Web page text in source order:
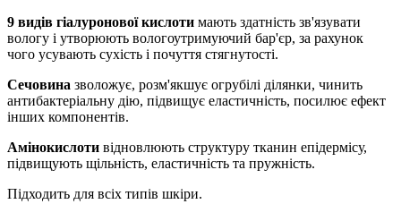
9 видів гіалуронової кислоти мають здатність зв'язувати
вологу і утворюють вологоутримуючий бар'єр, за рахунок
чого усувають сухість і почуття стягнутості.
Сечовина зволожує, розм'якшує огрубілі ділянки, чинить
антибактеріальну дію, підвищує еластичність, посилює ефект
інших компонентів.
Амінокислоти відновлюють структуру тканин епідермісу,
підвищують щільність, еластичність та пружність.
Підходить для всіх типів шкіри.